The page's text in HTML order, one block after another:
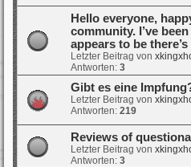
Hello everyone,
community. I’ve
appears to be
Letzter Beitrag von
Antworten: 3
Gibt es eine
Letzter Beitrag von
Antworten: 219
Reviews of
Letzter Beitrag von
Antworten: 3